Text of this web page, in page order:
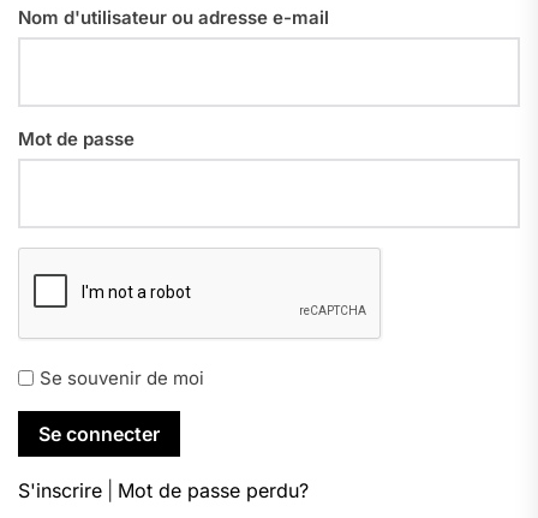
Nom d'utilisateur ou adresse e-mail
Mot de passe
Se souvenir de moi
S'inscrire Mot de passe perdu?